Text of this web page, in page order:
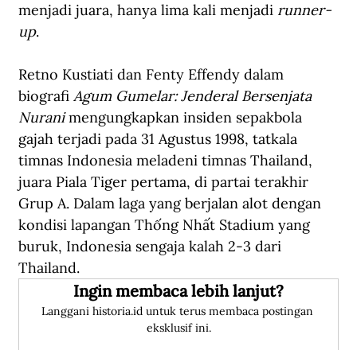
menjadi juara, hanya lima kali menjadi runner-
up.
Retno Kustiati dan Fenty Effendy dalam
biografi Agum Gumelar: Jenderal Bersenjata
Nurani mengungkapkan insiden sepakbola
gajah terjadi pada 31 Agustus 1998, tatkala
timnas Indonesia meladeni timnas Thailand,
juara Piala Tiger pertama, di partai terakhir
Grup A. Dalam laga yang berjalan alot dengan
kondisi lapangan Thống Nhất Stadium yang
buruk, Indonesia sengaja kalah 2-3 dari
Thailand.
Ingin membaca lebih lanjut?
Langgani historia.id untuk terus membaca postingan
eksklusif ini.